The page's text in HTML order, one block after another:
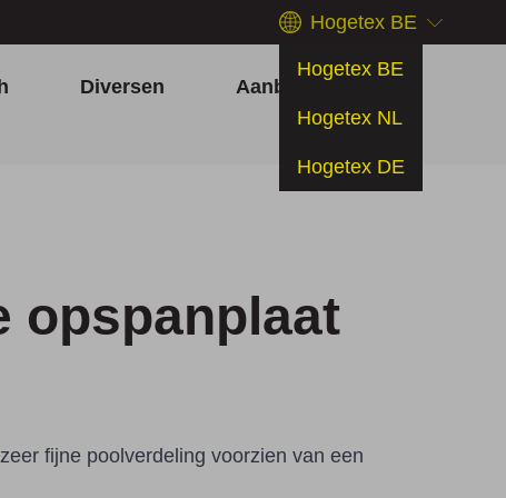
Hogetex BE
Hogetex BE
Hogetex NL
Hogetex DE
Diversen Aanbiedingen
opspanplaat
fijne poolverdeling voorzien van een